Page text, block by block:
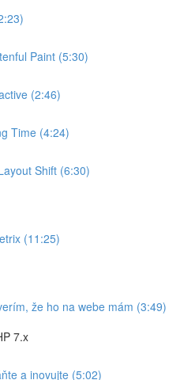
Paint (5:30)
(2:46)
Time (4:24)
Shift (6:30)
(11:25)
že ho na webe mám (3:49)
7.x
a inovujte (5:02)